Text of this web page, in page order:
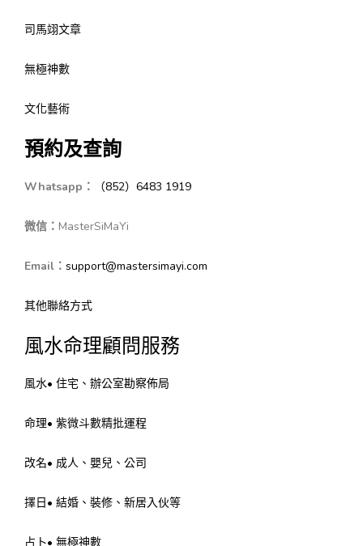
司馬翊文章
無極神數
文化藝術
預約及查詢
Whatsapp： （852）6483 1919
微信： MasterSiMaYi
Email： support@mastersimayi.com
其他聯絡方式
風水命理顧問服務
風水• 住宅、辦公室勘察佈局
命理• 紫微斗數精批運程
改名• 成人、嬰兒、公司
擇日• 結婚、裝修、新居入伙等
占卜• 無極神數